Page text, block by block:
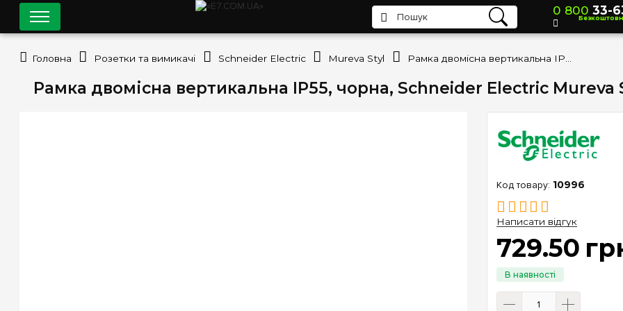
Рамка двомісна вертикальна IP55, чорна, Schneider Electric Mureva
10996
Написати відгук
729.50
0 800 33-
Головна Розетки та вимикачі Schneider Electric Mureva Styl